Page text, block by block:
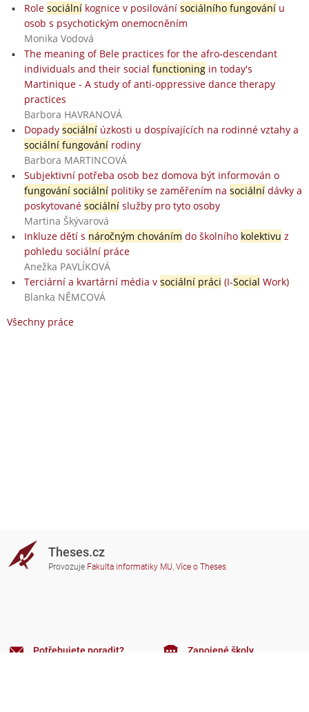
Role sociálníkognice v posilování sociálního fungováníu
osob s psychotickým onemocněním
Monika Vodová
The meaning of Bele practices for the afro-descendant
individuals and their social functioningin today's
Martinique - A study of anti-oppressive dance therapy
practices
Barbora HAVRANOVÁ
Dopady sociálníúzkosti u dospívajících na rodinné vztahy a
sociální fungovánírodiny
Barbora MARTINCOVÁ
Subjektivní potřeba osob bez domova být informován o
fungování sociálnípolitiky se zaměřením na sociálnídávky a
poskytované sociálníslužby pro tyto osoby
Martina Škývarová
Inkluze dětí s náročným chováním do školního kolektivu z
pohledu sociální práce
Anežka PAVLÍKOVÁ
Terciární a kvartární média v sociální práci (I-Social Work)
Blanka NĚMCOVÁ
Všechny práce
Theses.cz
Provozuje Fakulta informatiky MU, Více o Theses
Potřebujete poradit? Zapojené školy